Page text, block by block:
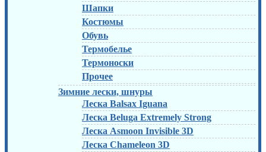
Шапки
Костюмы
Обувь
Термобелье
Термоноски
Прочее
Зимние лески, шнуры
Леска Balsax Iguana
Леска Beluga Extremely Strong
Леска Asmoon Invisible 3D
Леска Chameleon 3D